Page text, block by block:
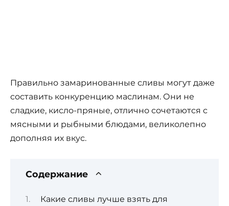
Правильно замаринованные сливы могут даже
составить конкуренцию маслинам. Они не
сладкие, кисло-пряные, отлично сочетаются с
мясными и рыбными блюдами, великолепно
дополняя их вкус.
Содержание
Какие сливы лучше взять для